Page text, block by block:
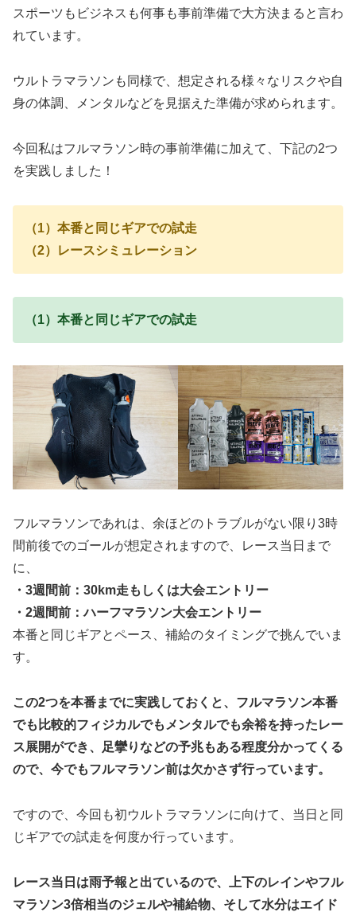
スポーツもビジネスも何事も事前準備で大方決まると言わ
れています。
ウルトラマラソンも同様で、想定される様々なリスクや自
身の体調、メンタルなどを見据えた準備が求められます。
今回私はフルマラソン時の事前準備に加えて、下記の2つ
を実践しました！
（1）本番と同じギアでの試走
（2）レースシミュレーション
（1）本番と同じギアでの試走
フルマラソンであれは、余ほどのトラブルがない限り3時
間前後でのゴールが想定されますので、レース当日まで
に、
・3週間前：30km走もしくは大会エントリー
・2週間前：ハーフマラソン大会エントリー
本番と同じギアとペース、補給のタイミングで挑んでいま
す。
この2つを本番までに実践しておくと、フルマラソン本番
でも比較的フィジカルでもメンタルでも余裕を持ったレー
ス展開ができ、足攣りなどの予兆もある程度分かってくる
ので、今でもフルマラソン前は欠かさず行っています。
ですので、今回も初ウルトラマラソンに向けて、当日と同
じギアでの試走を何度か行っています。
レース当日は雨予報と出ているので、上下のレインやフル
マラソン3倍相当のジェルや補給物、そして水分はエイド